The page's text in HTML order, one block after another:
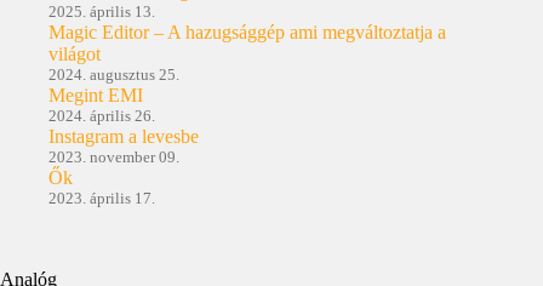
2025. április 13.
Magic Editor – A hazugsággép ami megváltoztatja a
világot
2024. augusztus 25.
Megint EMI
2024. április 26.
Instagram a levesbe
2023. november 09.
Ők
2023. április 17.
Analóg